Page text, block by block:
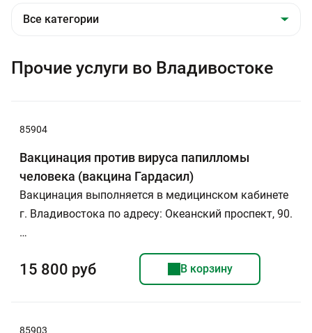
Прочие услуги во Владивостоке
85904
Вакцинация против вируса папилломы
человека (вакцина Гардасил)
Вакцинация выполняется в медицинском кабинете
г. Владивостока по адресу: Океанский проспект, 90.
…
15 800 руб В корзину
85903